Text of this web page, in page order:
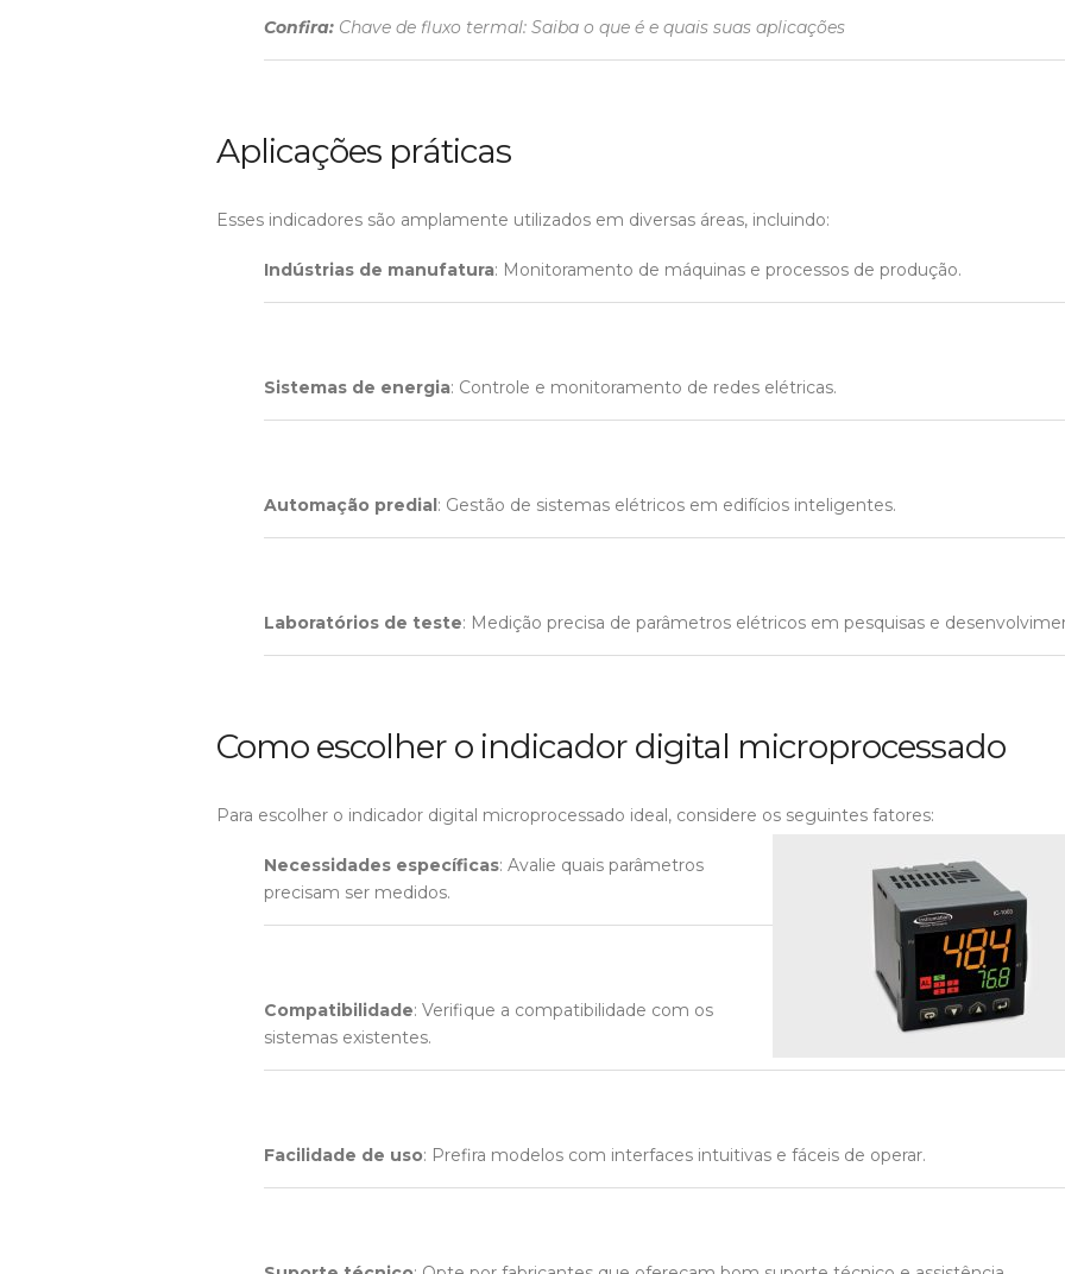
Confira: Chave de fluxo termal: Saiba o que é e quais suas aplicações
Aplicações práticas
Esses indicadores são amplamente utilizados em diversas áreas, incluindo:
Indústrias de manufatura: Monitoramento de máquinas e processos de produção.
Sistemas de energia: Controle e monitoramento de redes elétricas.
Automação predial: Gestão de sistemas elétricos em edifícios inteligentes.
Laboratórios de teste: Medição precisa de parâmetros elétricos em pesquisas e
Como escolher o indicador digital microprocessado
Para escolher o indicador digital microprocessado ideal, considere os seguintes fatores:
Necessidades específicas: Avalie quais parâmetros
precisam ser medidos.
Compatibilidade: Verifique a compatibilidade com os
sistemas existentes.
Facilidade de uso: Prefira modelos com interfaces intuitivas e fáceis de operar.